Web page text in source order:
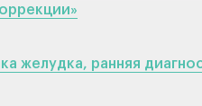
желудка, ранняя